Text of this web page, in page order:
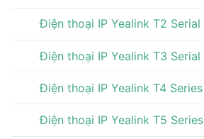
Điện thoại IP Yealink T2 Serial
Điện thoại IP Yealink T3 Serial
Điện thoại IP Yealink T4 Series
Điện thoại IP Yealink T5 Series